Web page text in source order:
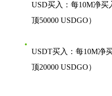
USD买入：每10M净买
顶50000 USDGO）
USDT买入：每10M净
顶20000 USDGO）